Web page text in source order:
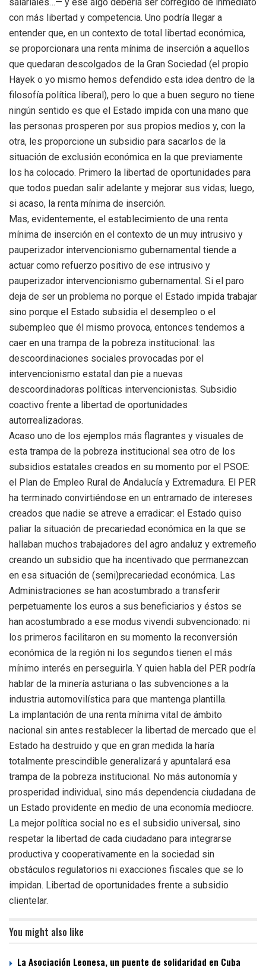
con más libertad y competencia. Uno podría llegar a
entender que, en un contexto de total libertad económica,
se proporcionara una renta mínima de inserción a aquellos
que quedaran descolgados de la Gran Sociedad (el propio
Hayek o yo mismo hemos defendido esta idea dentro de la
filosofía política liberal), pero lo que a buen seguro no tiene
ningún sentido es que el Estado impida con una mano que
las personas prosperen por sus propios medios y, con la
otra, les proporcione un subsidio para sacarlos de la
situación de exclusión económica en la que previamente
los ha colocado. Primero la libertad de oportunidades para
que todos puedan salir adelante y mejorar sus vidas; luego,
si acaso, la renta mínima de inserción.
Mas, evidentemente, el establecimiento de una renta
mínima de inserción en el contexto de un muy intrusivo y
pauperizador intervencionismo gubernamental tiende a
actuar como refuerzo positivo de ese intrusivo y
pauperizador intervencionismo gubernamental. Si el paro
deja de ser un problema no porque el Estado impida trabajar
sino porque el Estado subsidia el desempleo o el
subempleo que él mismo provoca, entonces tendemos a
caer en una trampa de la pobreza institucional: las
descoordinaciones sociales provocadas por el
intervencionismo estatal dan pie a nuevas
descoordinadoras políticas intervencionistas. Subsidio
coactivo frente a libertad de oportunidades
autorrealizadoras.
Acaso uno de los ejemplos más flagrantes y visuales de
esta trampa de la pobreza institucional sea otro de los
subsidios estatales creados en su momento por el PSOE:
el Plan de Empleo Rural de Andalucía y Extremadura. El PER
ha terminado convirtiéndose en un entramado de intereses
creados que nadie se atreve a erradicar: el Estado quiso
paliar la situación de precariedad económica en la que se
hallaban muchos trabajadores del agro andaluz y extremeño
creando un subsidio que ha incentivado que permanezcan
en esa situación de (semi)precariedad económica. Las
Administraciones se han acostumbrado a transferir
perpetuamente los euros a sus beneficiarios y éstos se
han acostumbrado a ese modus vivendi subvencionado: ni
los primeros facilitaron en su momento la reconversión
económica de la región ni los segundos tienen el más
mínimo interés en perseguirla. Y quien habla del PER podría
hablar de la minería asturiana o las subvenciones a la
industria automovilística para que mantenga plantilla.
La implantación de una renta mínima vital de ámbito
nacional sin antes restablecer la libertad de mercado que el
Estado ha destruido y que en gran medida la haría
totalmente prescindible generalizará y apuntalará esa
trampa de la pobreza institucional. No más autonomía y
prosperidad individual, sino más dependencia ciudadana de
un Estado providente en medio de una economía mediocre.
La mejor política social no es el subsidio universal, sino
respetar la libertad de cada ciudadano para integrarse
productiva y cooperativamente en la sociedad sin
obstáculos regulatorios ni exacciones fiscales que se lo
impidan. Libertad de oportunidades frente a subsidio
clientelar.
You might also like
La Asociación Leonesa, un puente de solidaridad en Cuba